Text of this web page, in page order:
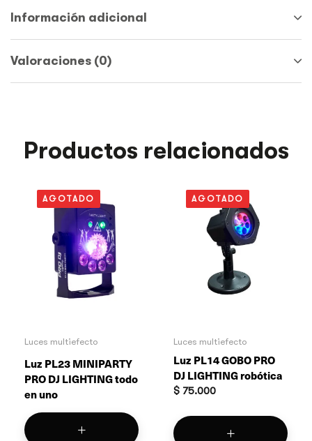
Información adicional
Valoraciones (0)
Productos relacionados
AGOTADO
Luces multiefecto
Luz PL23 MINIPARTY
PRO DJ LIGHTING todo
en uno
AGOTADO
Luces multiefecto
Luz PL14 GOBO PRO
DJ LIGHTING robótica
$ 75.000